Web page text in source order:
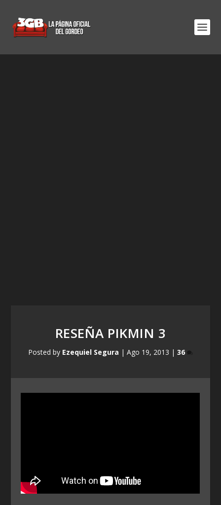
RESEÑA PIKMIN 3
Posted by Ezequiel Segura | Ago 19, 2013 | 36